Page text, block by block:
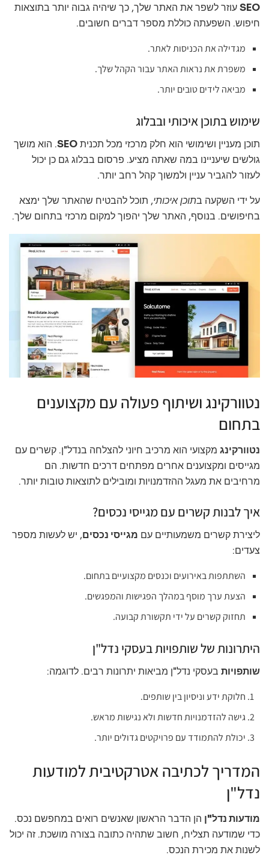
SEOעוזר לשפר את האתר שלך, כך שיהיה גבוה יותר בתוצאות
חיפוש. השפעתה כוללת מספר דברים חשובים.
מגדילה את הכניסות לאתר.
משפרת את נראות האתר עבור הקהל שלך.
מביאה לידים טובים יותר.
שימוש בתוכן איכותי ובבלוג
תוכן מעניין ושימושי הוא חלק מרכזי מכל תכניתSEO. הוא מושך
גולשים שיעניינו במה שאתה מציע. פרסום בבלוג גם כן יכול
לעזור להגביר עניין ולמשוך קהל רחב יותר.
על ידי השקעה בתוכן איכותי, תוכל להבטיח שהאתר שלך ימצא
בחיפושים. בנוסף, האתר שלך יהפוך למקום מרכזי בתחום שלך.
נטוורקינג ושיתוף פעולה עם מקצוענים
בתחום
נטוורקינג מקצועי הוא מרכיב חיוני להצלחה בנדל"ן. קשרים עם
מגייסים ומקצוענים אחרים מפתחים דרכים חדשות. הם
מרחיבים את מעגל ההזדמנויות ומובילים לתוצאות טובות יותר.
איך לבנות קשרים עם מגייסי נכסים?
ליצירת קשרים משמעותיים עם מגייסי נכסים, יש לעשות מספר
צעדים:
השתתפות באירועים וכנסים מקצועיים בתחום.
הצעת ערך מוסף במהלך הפגישות והמפגשים.
תחזוק קשרים על ידי תקשורת קבועה.
היתרונות של שותפויות בעסקי נדל"ן
שותפויות בעסקי נדל"ן מביאות יתרונות רבים. לדוגמה:
חלוקת ידע וניסיון בין שותפים.
גישה להזדמנויות חדשות ולא נגישות מראש.
יכולת להתמודד עם פרויקטים גדולים יותר.
המדריך לכתיבה אטרקטיבית למודעות
נדל"ן
מודעות נדל"ן הן הדבר הראשון שאנשים רואים במחפשם נכס.
כדי שמודעה תצליח, חשוב שתהיה כתובה בצורה מושכת. זה יכול
לשנות את מכירת הנכס.